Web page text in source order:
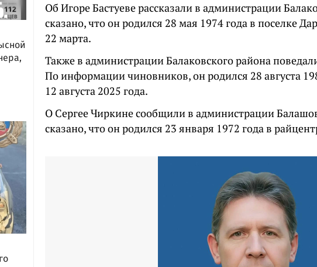
Об Игоре Бастуеве рассказали в администрации
сказано, что он родился 28 мая 1974 года в поселке
22 марта.
Также в администрации Балаковского района
По информации чиновников, он родился 28 августа
12 августа 2025 года.
О Сергее Чиркине сообщили в администрации
сказано, что он родился 23 января 1972 года в